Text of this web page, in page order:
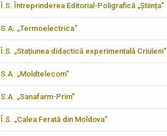
Î.S. Întreprinderea Editorial-Poligrafică „Știința"
S.A. „Termoelectrica”
Î.S. „Stațiunea didactică experimentală Criuleni”
S.A. „Moldtelecom”
S.A. „Sanafarm-Prim”
Î.S. „Calea Ferată din Moldova”